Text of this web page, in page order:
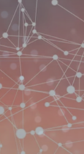
茶道とDX